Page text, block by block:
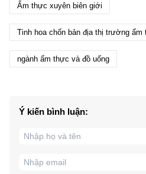
Ẩm thực xuyên biên giới
Tinh hoa chốn bản địa thị trường ẩm
ngành ẩm thực và đồ uống
Ý kiến bình luận: